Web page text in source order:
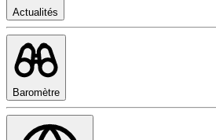
Actualités
Baromètre